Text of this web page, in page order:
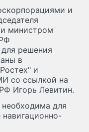
и
министром
решения
в
и
со ссылкой на
Игорь Левитин.
для